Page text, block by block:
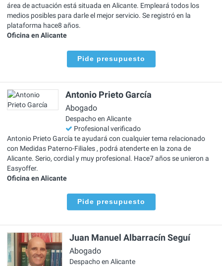
área de actuación está situada en Alicante. Empleará todos los
medios posibles para darle el mejor servicio. Se registró en la
plataforma hace8 años.
Oficina en Alicante
Pide presupuesto
Antonio Prieto García
Abogado
Despacho en Alicante
Profesional verificado
Antonio Prieto García te ayudará con cualquier tema relacionado
con Medidas Paterno-Filiales , podrá atenderte en la zona de
Alicante. Serio, cordial y muy profesional. Hace7 años se unieron a
Easyoffer.
Oficina en Alicante
Pide presupuesto
Juan Manuel Albarracín Seguí
Abogado
Despacho en Alicante